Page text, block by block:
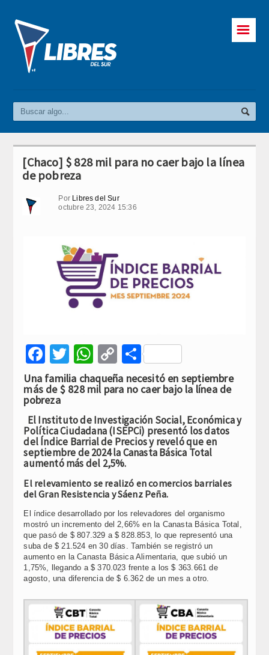
☰
[Chaco] $ 828 mil para no caer bajo la línea
de pobreza
Por Libres del Sur
octubre 23, 2024 15:36
Facebook
Twitter
WhatsApp
Copy
Link
Compartir
Una familia chaqueña necesitó en septiembre
más de $ 828 mil para no caer bajo la línea de
pobreza
El Instituto de Investigación Social, Económica y
Política Ciudadana (ISEPCi) presentó los datos
del Índice Barrial de Precios y reveló que en
septiembre de 2024 la Canasta Básica Total
aumentó más del 2,5%.
El relevamiento se realizó en comercios barriales
del Gran Resistencia y Sáenz Peña.
El índice desarrollado por los relevadores del organismo
mostró un incremento del 2,66% en la Canasta Básica Total,
que pasó de $ 807.329 a $ 828.853, lo que representó una
suba de $ 21.524 en 30 días. También se registró un
aumento en la Canasta Básica Alimentaria, que subió un
1,75%, llegando a $ 370.023 frente a los $ 363.661 de
agosto, una diferencia de $ 6.362 de un mes a otro.